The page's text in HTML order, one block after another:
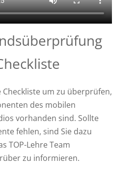
Checkliste um zu überprüfen,
des mobilen
vorhanden sind. Sollte
fehlen, sind Sie dazu
TOP-Lehre Team
zu informieren.